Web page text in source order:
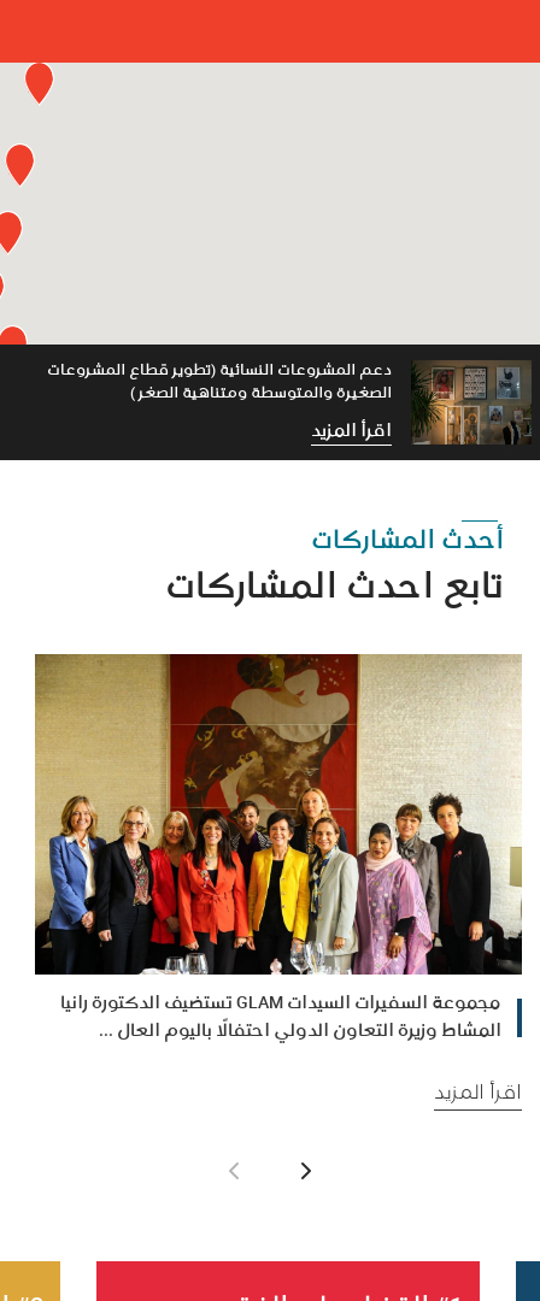
دعم المشروعات النسائية (تطوير قطاع المشروعات
الصغيرة والمتوسطة ومتناهية الصغر )
اقرأ المزيد
أحدث المشاركات
تابع احدث المشاركات
مجموعة السفيرات السيدات GLAM تستضيف الدكتورة رانيا
المشاط وزيرة التعاون الدولي احتفالًا باليوم العال ...
اقرأ المزيد